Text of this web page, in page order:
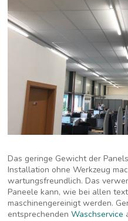
Das geringe Gewicht der
Installation ohne Werkzeug
wartungsfreundlich. Das
Paneele kann, wie bei allen
maschinengereinigt werden.
entsprechendenWaschservice